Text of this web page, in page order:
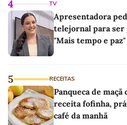
4 TV
Apresentadora
telejornal para ser
"Mais tempo e paz"
5 RECEITAS
Panqueca de
receita fofinha,
café da manhã